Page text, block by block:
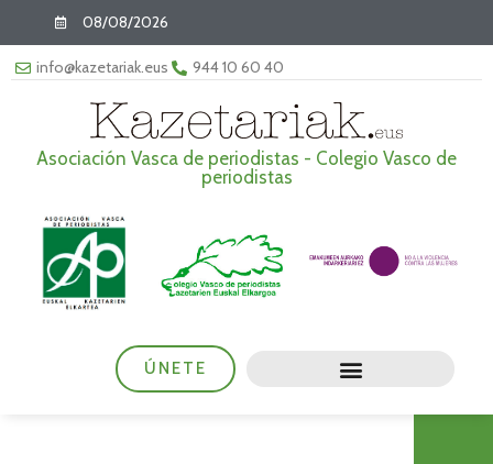
08/08/2026
info@kazetariak.eus 944 10 60 40
Asociación Vasca de periodistas - Colegio Vasco de
periodistas
ÚNETE